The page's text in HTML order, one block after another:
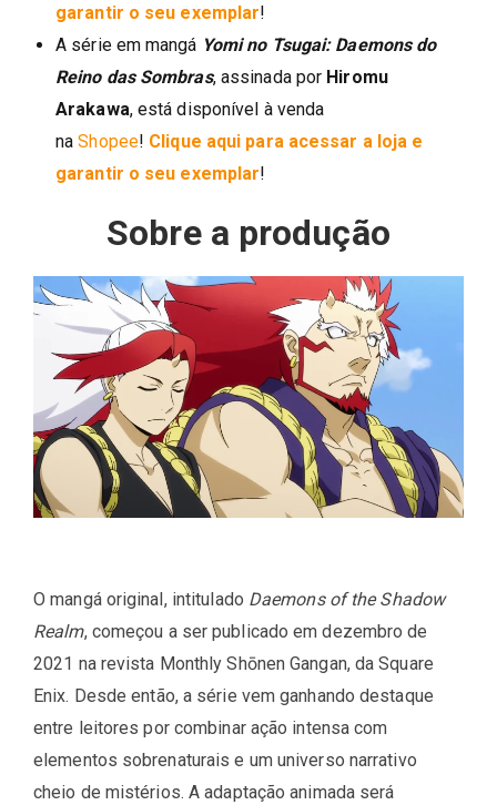
garantir o seu exemplar!
A série em mangá Yomi no Tsugai: Daemons do
Reino das Sombras, assinada por Hiromu
Arakawa, está disponível à venda
naShopee! Clique aqui para acessar a loja e
garantir o seu exemplar!
Sobre a produção
O mangá original, intitulado Daemons of the Shadow
Realm, começou a ser publicado em dezembro de
2021 na revista Monthly Shōnen Gangan, daSquare
Enix. Desde então, a série vem ganhando destaque
entre leitores por combinar ação intensa com
elementos sobrenaturais e um universo narrativo
cheio de mistérios. A adaptação animada será